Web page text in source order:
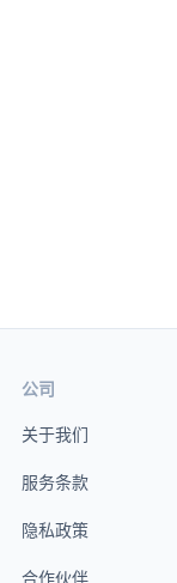
公司
关于我们
服务条款
隐私政策
合作伙伴